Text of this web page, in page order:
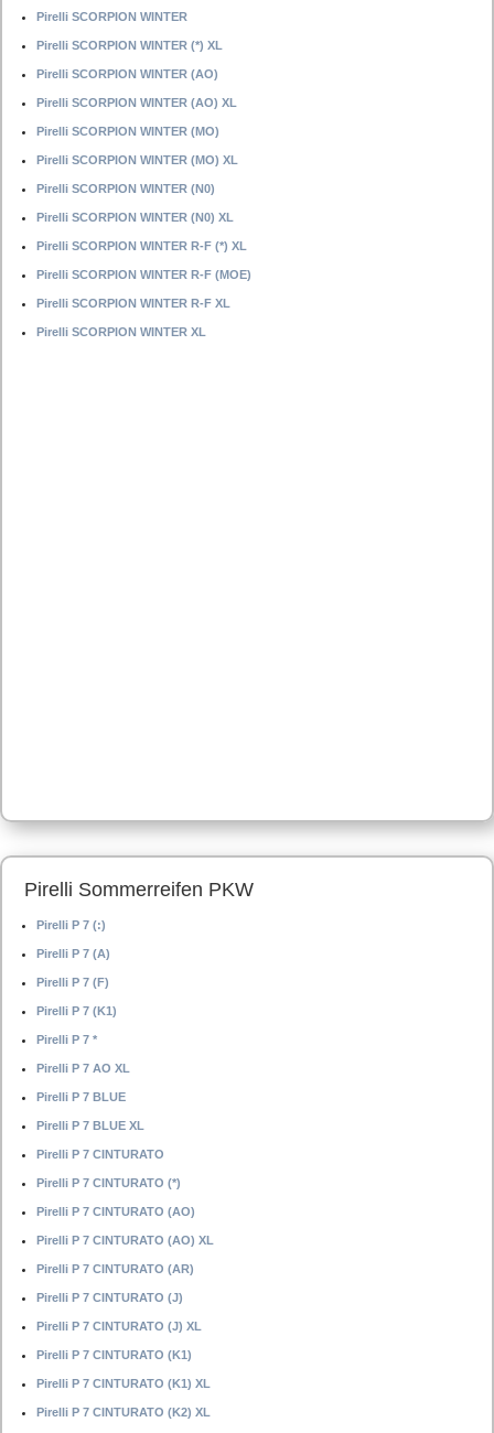
Pirelli SCORPION WINTER
Pirelli SCORPION WINTER (*) XL
Pirelli SCORPION WINTER (AO)
Pirelli SCORPION WINTER (AO) XL
Pirelli SCORPION WINTER (MO)
Pirelli SCORPION WINTER (MO) XL
Pirelli SCORPION WINTER (N0)
Pirelli SCORPION WINTER (N0) XL
Pirelli SCORPION WINTER R-F (*) XL
Pirelli SCORPION WINTER R-F (MOE)
Pirelli SCORPION WINTER R-F XL
Pirelli SCORPION WINTER XL
Pirelli Sommerreifen PKW
Pirelli P 7 (:)
Pirelli P 7 (A)
Pirelli P 7 (F)
Pirelli P 7 (K1)
Pirelli P 7 *
Pirelli P 7 AO XL
Pirelli P 7 BLUE
Pirelli P 7 BLUE XL
Pirelli P 7 CINTURATO
Pirelli P 7 CINTURATO (*)
Pirelli P 7 CINTURATO (AO)
Pirelli P 7 CINTURATO (AO) XL
Pirelli P 7 CINTURATO (AR)
Pirelli P 7 CINTURATO (J)
Pirelli P 7 CINTURATO (J) XL
Pirelli P 7 CINTURATO (K1)
Pirelli P 7 CINTURATO (K1) XL
Pirelli P 7 CINTURATO (K2) XL